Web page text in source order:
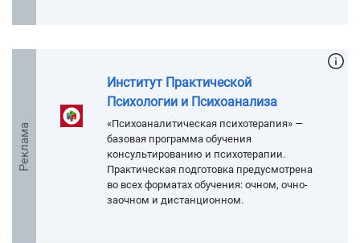
Реклама
Институт Практической
Психологии и Психоанализа
«Психоаналитическая психотерапия» —
базовая программа обучения
консультированию и психотерапии.
Практическая подготовка предусмотрена
во всех форматах обучения: очном, очно-
заочном и дистанционном.